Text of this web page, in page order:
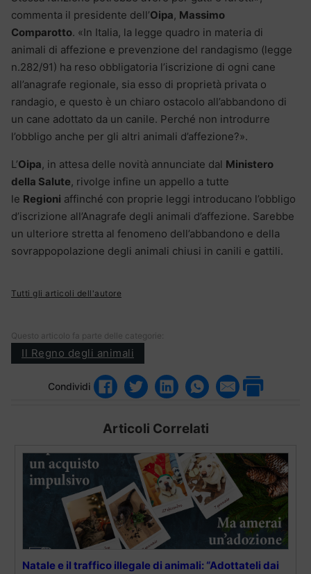
commenta il presidente dell’Oipa, Massimo
Comparotto. «In Italia, la legge quadro in materia di
animali di affezione e prevenzione del randagismo (legge
n.282/91) ha reso obbligatoria l’iscrizione di ogni cane
all’anagrafe regionale, sia esso di proprietà privata o
randagio, e questo è un chiaro ostacolo all’abbandono di
un cane adottato da un canile. Perché non introdurre
l’obbligo anche per gli altri animali d’affezione?».
L’Oipa, in attesa delle novità annunciate dal Ministero
della Salute, rivolge infine un appello a tutte
le Regioni affinché con proprie leggi introducano l’obbligo
d’iscrizione all’Anagrafe degli animali d’affezione. Sarebbe
un ulteriore stretta al fenomeno dell’abbandono e della
sovrappopolazione degli animali chiusi in canili e gattili.
Tutti gli articoli dell'autore
Questo articolo fa parte delle categorie:
Il Regno degli animali
Condividi
Articoli Correlati
Natale e il traffico illegale di animali: “Adottateli dai